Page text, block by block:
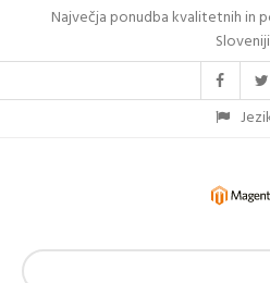
Največja ponudba kvalitetnih in